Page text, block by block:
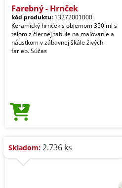
Farebný - Hrnček
kód produktu: 13272001000
Keramický hrnček s objemom 350 ml s
telom z čiernej tabule na maľovanie a
náustkom v zábavnej škále živých
farieb. Súčas
Skladom: 2.736 ks